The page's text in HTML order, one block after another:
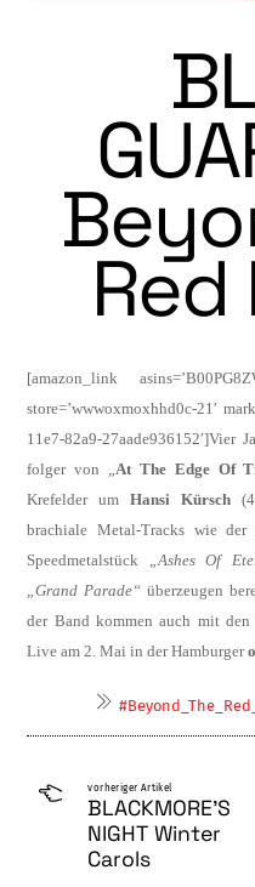
[amazon_link
store=’wwwoxmoxhhd0c-21′
11e7-82a9-27aade936152′]Vier
folger von „ At The Edge Of
Krefelder um Hansi Kürsch
brachiale Metal-Tracks wie der
Speedmetalstü­ck „Ashes Of
„Grand Parade“ überzeugen
der Band kommen auch mit
Live am 2. Mai in der Hamburger
vorheriger Artikel
BLACKMORE’S
NIGHT Winter
Carols